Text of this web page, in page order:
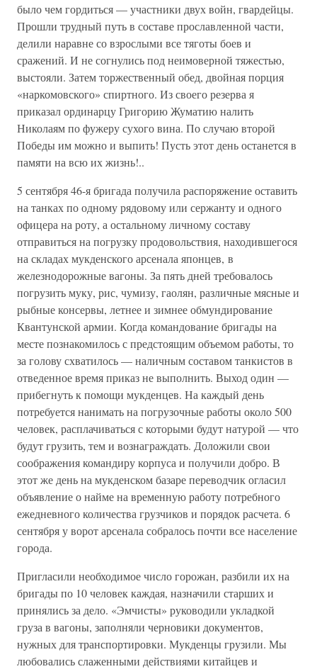
было чем гордиться — участники двух войн, гвардейцы.
Прошли трудный путь в составе прославленной части,
делили наравне со взрослыми все тяготы боев и
сражений. И не согнулись под неимоверной тяжестью,
выстояли. Затем торжественный обед, двойная порция
«наркомовского» спиртного. Из своего резерва я
приказал ординарцу Григорию Жуматию налить
Николаям по фужеру сухого вина. По случаю второй
Победы им можно и выпить! Пусть этот день останется в
памяти на всю их жизнь!..
5 сентября 46-я бригада получила распоряжение оставить
на танках по одному рядовому или сержанту и одного
офицера на роту, а остальному личному составу
отправиться на погрузку продовольствия, находившегося
на складах мукденского арсенала японцев, в
железнодорожные вагоны. За пять дней требовалось
погрузить муку, рис, чумизу, гаолян, различные мясные и
рыбные консервы, летнее и зимнее обмундирование
Квантунской армии. Когда командование бригады на
месте познакомилось с предстоящим объемом работы, то
за голову схватилось — наличным составом танкистов в
отведенное время приказ не выполнить. Выход один —
прибегнуть к помощи мукденцев. На каждый день
потребуется нанимать на погрузочные работы около 500
человек, расплачиваться с которыми будут натурой — что
будут грузить, тем и вознаграждать. Доложили свои
соображения командиру корпуса и получили добро. В
этот же день на мукденском базаре переводчик огласил
объявление о найме на временную работу потребного
ежедневного количества грузчиков и порядок расчета. 6
сентября у ворот арсенала собралось почти все население
города.
Пригласили необходимое число горожан, разбили их на
бригады по 10 человек каждая, назначили старших и
принялись за дело. «Эмчисты» руководили укладкой
груза в вагоны, заполняли черновики документов,
нужных для транспортировки. Мукденцы грузили. Мы
любовались слаженными действиями китайцев и